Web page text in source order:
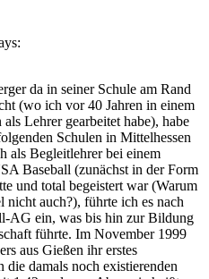
da in seiner Schule am Rand
(wo ich vor 40 Jahren in einem
Lehrer gearbeitet habe), habe
Schulen in Mittelhessen
als Begleitlehrer bei einem
Baseball (zunächst in der Form
und total begeistert war (Warum
nicht auch?), führte ich es nach
AG ein, was bis hin zur Bildung
führte. Im November 1999
aus Gießen ihr erstes
die damals noch existierenden